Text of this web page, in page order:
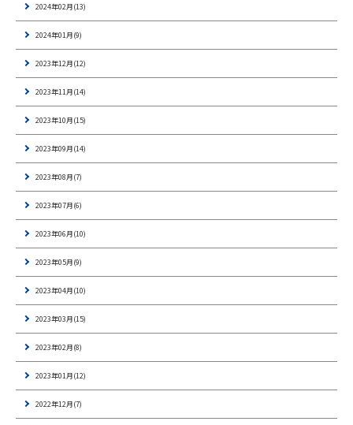
2024年02月(13)
2024年01月(9)
2023年12月(12)
2023年11月(14)
2023年10月(15)
2023年09月(14)
2023年08月(7)
2023年07月(6)
2023年06月(10)
2023年05月(9)
2023年04月(10)
2023年03月(15)
2023年02月(8)
2023年01月(12)
2022年12月(7)